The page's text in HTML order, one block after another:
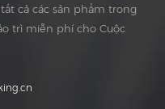
cả các sản phẩm trong
trì miễn phí cho Cuộc